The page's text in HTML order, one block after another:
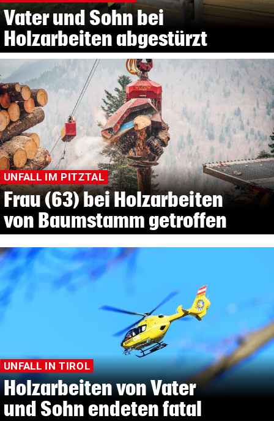
Vater und Sohn bei
Holzarbeiten abgestürzt
UNFALL IM PITZTAL
Frau (63) bei Holzarbeiten
von Baumstamm getroffen
UNFALL IN TIROL
Holzarbeiten von Vater
und Sohn endeten fatal